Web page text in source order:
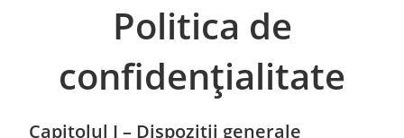
Politica de
confidențialitate
Capitolul I – Dispoziții generale